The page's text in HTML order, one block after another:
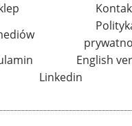
English
Linkedin